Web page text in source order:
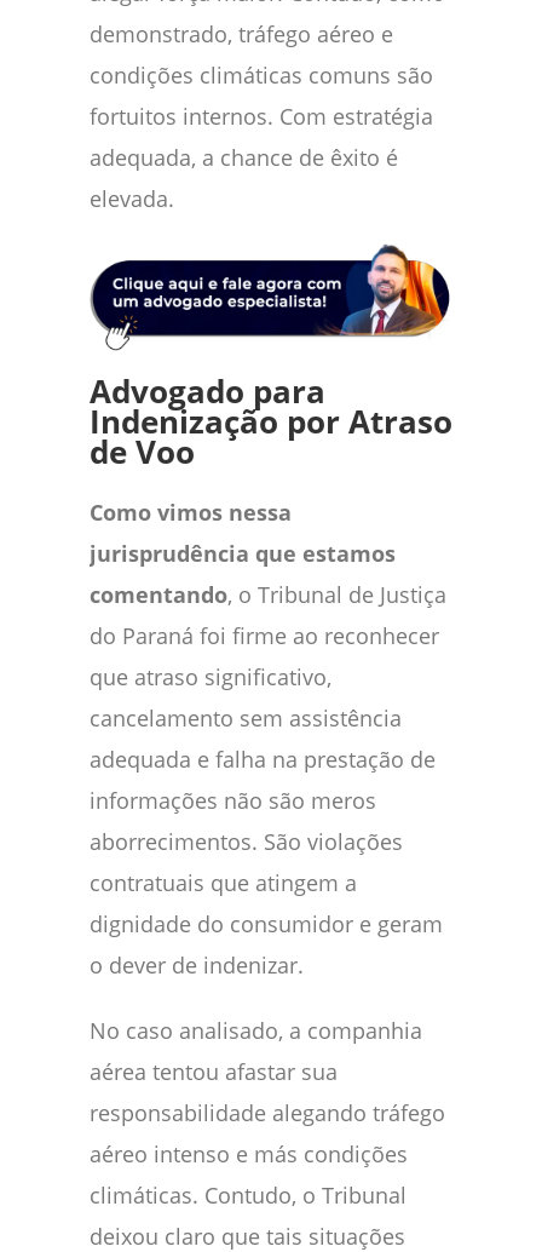
demonstrado, tráfego aéreo e
condições climáticas comuns são
fortuitos internos. Com estratégia
adequada, a chance de êxito é
elevada.
Advogado para
Indenização por Atraso
de Voo
Como vimos nessa
jurisprudência que estamos
comentando, o Tribunal de Justiça
do Paraná foi firme ao reconhecer
que atraso significativo,
cancelamento sem assistência
adequada e falha na prestação de
informações não são meros
aborrecimentos. São violações
contratuais que atingem a
dignidade do consumidor e geram
o dever de indenizar.
No caso analisado, a companhia
aérea tentou afastar sua
responsabilidade alegando tráfego
aéreo intenso e más condições
climáticas. Contudo, o Tribunal
deixou claro que tais situações